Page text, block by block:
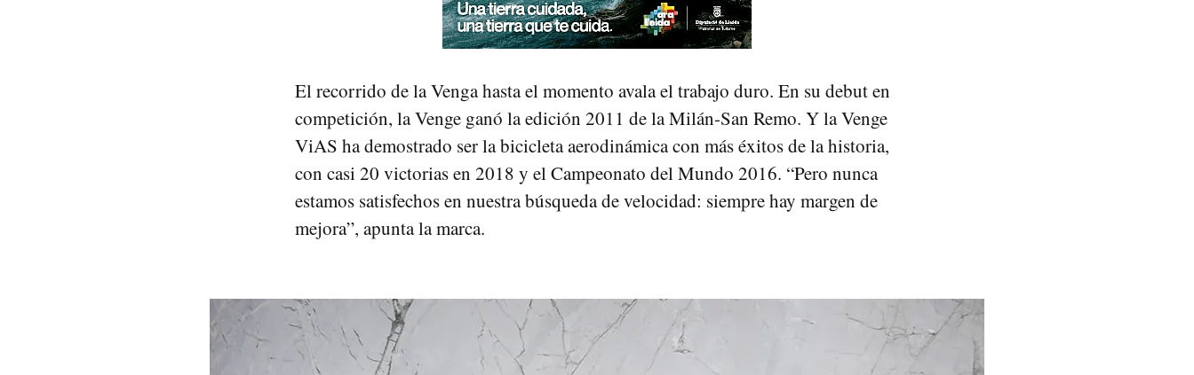
El recorrido de la Venga hasta el momento avala el trabajo duro. En su debut en
competición, la Venge ganó la edición 2011 de la Milán-San Remo. Y la Venge
ViAS ha demostrado ser la bicicleta aerodinámica con más éxitos de la historia,
con casi 20 victorias en 2018 y el Campeonato del Mundo 2016. “Pero nunca
estamos satisfechos en nuestra búsqueda de velocidad: siempre hay margen de
mejora”, apunta la marca.